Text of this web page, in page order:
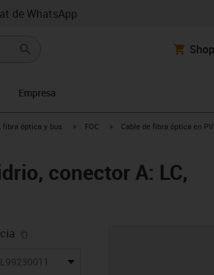
de WhatsApp
Empresa
fibra óptica y bus igus-icon-arrow-right
FOC igus-icon-arrow-right
Cable de fibra óptica en
conector A: LC,
icon-lieferzeit